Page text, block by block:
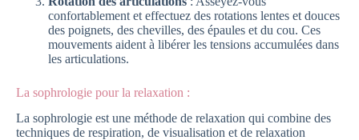
confortablement et effectuez des rotations lentes et douces
des poignets, des chevilles, des épaules et du cou. Ces
mouvements aident à libérer les tensions accumulées dans
les articulations.
La sophrologie pour la relaxation :
La sophrologie est une méthode de relaxation qui combine des
techniques de respiration, de visualisation et de relaxation